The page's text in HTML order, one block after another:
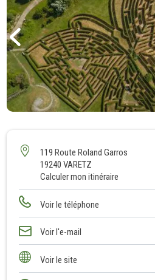
7
9
119 Route Roland Garros
19240 VARETZ
Calculer mon itinéraire
Voir le téléphone
Voir l'e-mail
Voir le site